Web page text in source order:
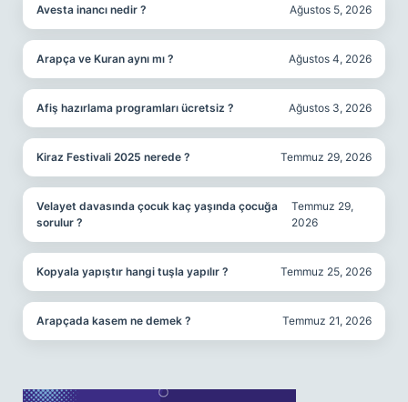
Avesta inancı nedir ? Ağustos 5, 2026
Arapça ve Kuran aynı mı ? Ağustos 4, 2026
Afiş hazırlama programları ücretsiz ? Ağustos 3, 2026
Kiraz Festivali 2025 nerede ? Temmuz 29, 2026
Velayet davasında çocuk kaç yaşında çocuğa
sorulur ?
Temmuz 29,
2026
Kopyala yapıştır hangi tuşla yapılır ? Temmuz 25, 2026
Arapçada kasem ne demek ? Temmuz 21, 2026